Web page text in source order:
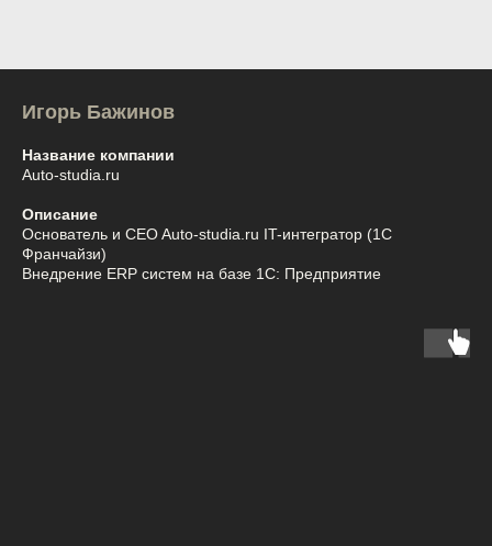
Игорь Бажинов
Название компании
Auto-studia.ru
Описание
Основатель и CEO Auto-studia.ru IT-интегратор (1С
Франчайзи)
Внедрение ERP систем на базе 1С: Предприятие